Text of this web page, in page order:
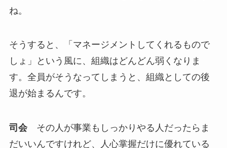
ね。
そうすると、「マネージメントしてくれるもので
しょ」という風に、組織はどんどん弱くなりま
す。全員がそうなってしまうと、組織としての後
退が始まるんです。
司会その人が事業もしっかりやる人だったらま
だいいんですけれど、人心掌握だけに優れている